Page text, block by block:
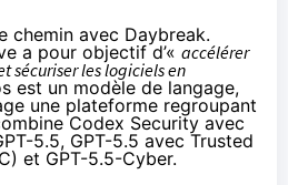
chemin avec Daybreak.
a pour objectif d’« accélérer
sécuriser les logiciels en
est un modèle de langage,
une plateforme regroupant
Codex Security avec
5.5, GPT-5.5 avec Trusted
et GPT-5.5-Cyber.